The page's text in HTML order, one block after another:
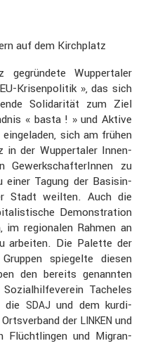
auf dem Kirch­platz
Wupper­taler
Krisen­po­litik », das sich
Solida­rität zum Ziel
« basta ! » und Aktive
sich am frühen
in der Wupper­taler Innen­
zu
einer Tagung der Basis­in­
Stadt weilten. Auch die
Demons­tra­tion
im regio­nalen Rahmen an
arbeiten. Die Palette der
spiegelte diesen
den bereits genannten
Tacheles
die SDAJ und dem kurdi­
der LINKEN und
Flücht­lingen und Migran­